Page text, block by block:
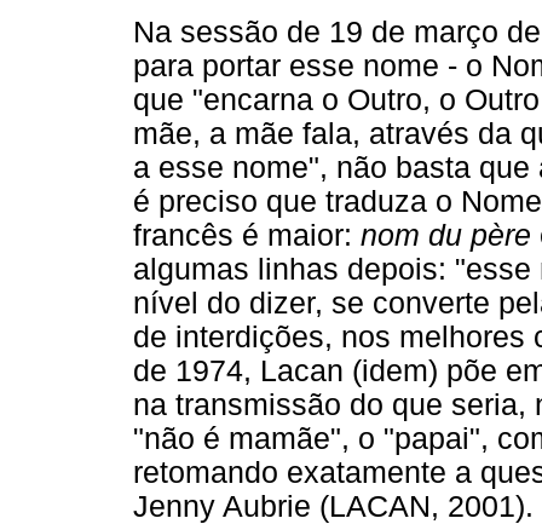
Na sessão de 19 de março
para portar esse nome - o
que "encarna o Outro, o
mãe, a mãe fala, através da
a esse nome", não basta
é preciso que traduza o
francês é maior: nom du père
algumas linhas depois:
nível do dizer, se converte
de interdições, nos melhores
de 1974, Lacan (idem) põe
na transmissão do que seria,
"não é mamãe", o "papai",
retomando exatamente a
Jenny Aubrie (LACAN, 2001).